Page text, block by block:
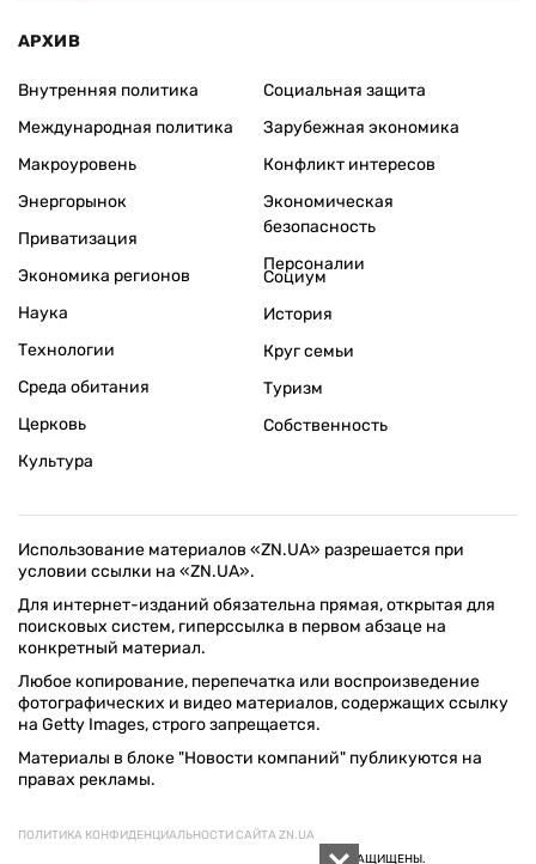
АРХИВ
Внутренняя политика
Международная политика
Макроуровень
Энергорынок
Приватизация
Экономика регионов
Социальная защита
Зарубежная экономика
Конфликт интересов
Экономическая
безопасность
Персоналии
Наука
Технологии
Среда обитания
Церковь
Культура
Социум
История
Круг семьи
Туризм
Собственность
Использование материалов «ZN.UA» разрешается при
условии ссылки на «ZN.UA».
Для интернет-изданий обязательна прямая, открытая для
поисковых систем, гиперссылка в первом абзаце на
конкретный материал.
Любое копирование, перепечатка или воспроизведение
фотографических и видео материалов, содержащих ссылку
на Getty Images, строго запрещается.
Материалы в блоке "Новости компаний" публикуются на
правах рекламы.
ПОЛИТИКА КОНФИДЕНЦИАЛЬНОСТИ САЙТА ZN.UA
© 1994–2026 «ЗЕРКАЛО НЕДЕЛИ. УКРАИНА». ВСЕ ПРАВА ЗАЩИЩЕНЫ.